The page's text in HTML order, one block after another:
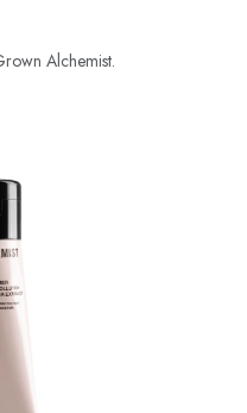
Alchemist.